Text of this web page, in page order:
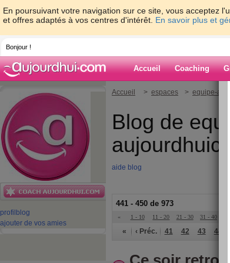
En poursuivant votre navigation sur ce site, vous acceptez
et offres adaptés à vos centres d'intérêt. En savoir plus et
Bonjour !
Accueil Coaching
profil blog
ajouter de vos amies
Accueil > espaces > equipe-
Blog de
aide blog
441 - 450 de 973
« 1 - 10 11 - 20 21 - 30 31 - 40
« ‹ Préc. 41 42 43 44